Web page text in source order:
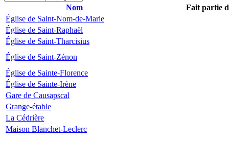
Nom
Fait partie
Église de Saint-Nom-de-Marie
Église de Saint-Raphaël
Église de Saint-Tharcisius
Église de Saint-Zénon
Église de Sainte-Florence
Église de Sainte-Irène
Gare de Causapscal
Grange-étable
La Cédrière
Maison Blanchet-Leclerc